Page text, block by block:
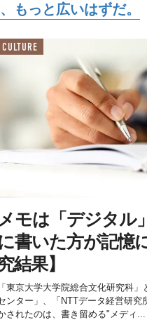
っと広いはずだ。
CULTURE
メモは「デジタル
書いた方が記憶
結果】
「東京大学大学院総合文化研究科
ンター」、「NTTデータ経営研究
されたのは、書き留める"メディ...